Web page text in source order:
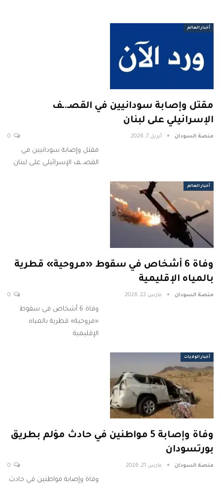
أخبار العالم
مقتل وإصابة سودانيين في القصـ.ـف
الإسرائيلي على لبنان
منصة السودان أبريل 7, 2026
مقتل وإصابة سودانيين في
القصـ.ـف الإسرائيلي على لبنان
أخبار العالم
وفاة 6 أشخاص في سقوط «مروحية» قطرية
بالمياه الإقليمية
منصة السودان مارس 22, 2026
وفاة 6 أشخاص في سقوط
«مروحية» قطرية بالمياه
الإقليمية
أخبار الولايات
وفاة وإصابة 5 مواطنين في حادث مؤلم بطريق
بورتسودان
منصة السودان مارس 21, 2026
وفاة وإصابة مواطنين في حادث